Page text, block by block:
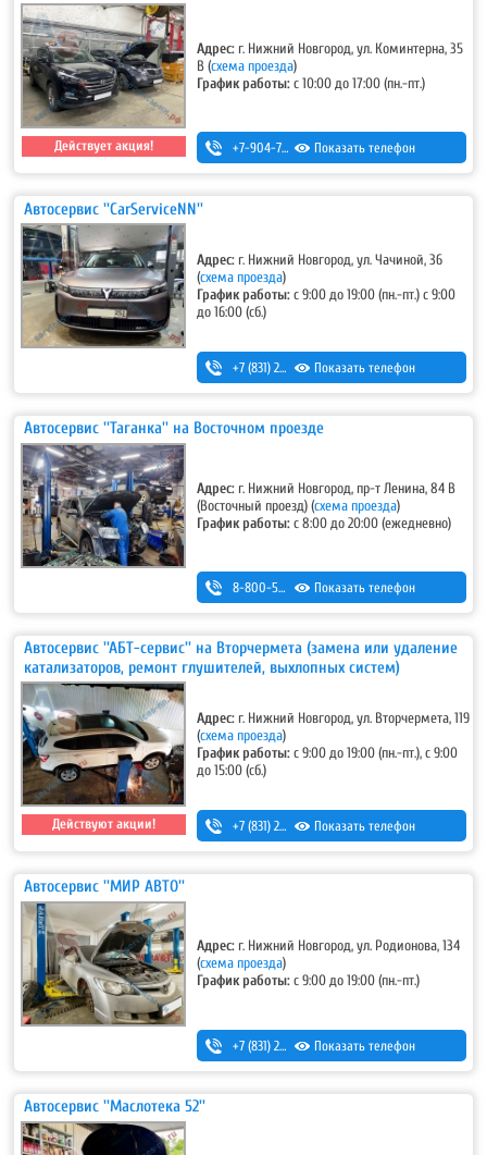
Действует акция!
Адрес: г. Нижний Новгород, ул. Коминтерна, 35
В(схема проезда)
График работы:с 10:00 до 17:00 (пн.-пт.)
+7-904-784-15-71 Показать телефон
Автосервис ''CarServiceNN''
Адрес: г. Нижний Новгород, ул. Чачиной, 36
(схема проезда)
График работы:с 9:00 до 19:00 (пн.-пт.) с 9:00
до 16:00 (сб.)
+7 (831) 283-38-68 ,+7-953-555-86-86
Показать телефон
Автосервис ''Таганка'' на Восточном проезде
Адрес: г. Нижний Новгород, пр-т Ленина, 84 В
(Восточный проезд)(схема проезда)
График работы:с 8:00 до 20:00 (ежедневно)
8-800-500-7-111 Показать телефон
Автосервис ''АБТ-сервис'' на Вторчермета (замена или удаление
катализаторов, ремонт глушителей, выхлопных систем)
Действуют акции!
Адрес: г. Нижний Новгород, ул. Вторчермета, 119
(схема проезда)
График работы:с 9:00 до 19:00 (пн.-пт.), с 9:00
до 15:00 (сб.)
+7 (831) 257-73-63 ,+7 (831) 415-13-48
Показать телефон
Автосервис ''МИР АВТО''
Адрес: г. Нижний Новгород, ул. Родионова, 134
(схема проезда)
График работы:с 9:00 до 19:00 (пн.-пт.)
+7 (831) 283-03-95 ,+7 (831) 434-95-25
Показать телефон
Автосервис ''Маслотека 52''